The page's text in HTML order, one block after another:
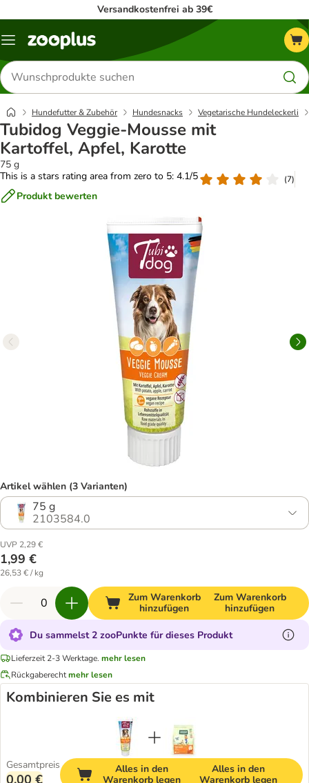
Versandkostenfrei ab 39€
Menü
Produkte
suchen
Hundefutter & Zubehör Hundesnacks Vegetarische Hundeleckerli
Tubidog Veggie-Mousse mit
Kartoffel, Apfel, Karotte
75 g
This is a stars rating area from zero to 5: 4.1/5
(7)
Produkt bewerten
Artikel wählen (3 Varianten)
75 g
2103584.0
UVP 2,29 €
1,99 €
26,53 € / kg
Zum Warenkorb
hinzufügen
Zum Warenkorb
hinzufügen
Du sammelst 2 zooPunkte für dieses Produkt
Lieferzeit 2-3 Werktage. mehr lesen
Rückgaberechtmehr lesen
Kombinieren Sie es mit
Gesamtpreis
0,00 €
Alles in den
Warenkorb legen
Alles in den
Warenkorb legen